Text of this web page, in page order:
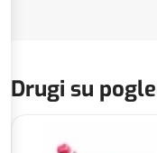
Drugi su